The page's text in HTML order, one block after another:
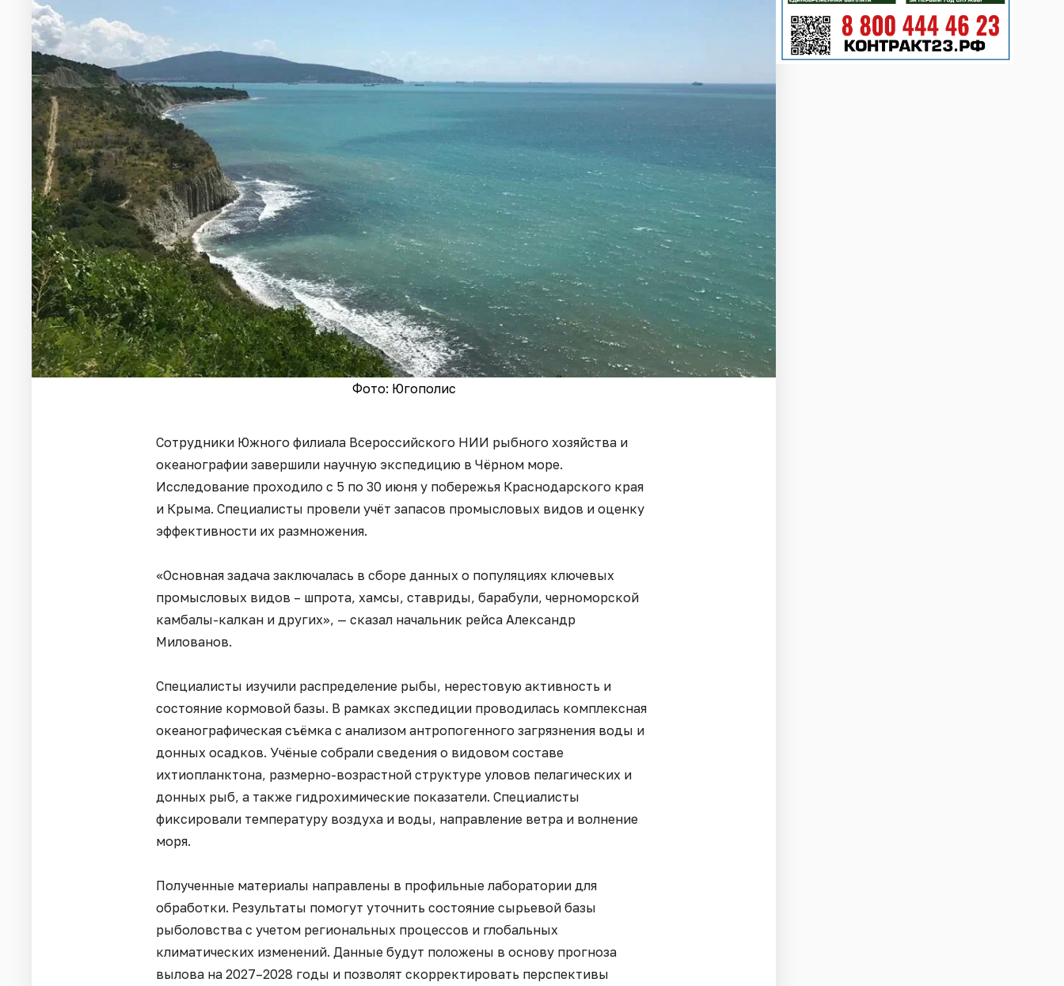
Фото: Югополис
Сотрудники Южного филиала Всероссийского НИИ рыбного хозяйства и
океанографии завершили научную экспедицию в Чёрном море.
Исследование проходило с 5 по 30 июня у побережья Краснодарского края
и Крыма. Специалисты провели учёт запасов промысловых видов и оценку
эффективности их размножения.
«Основная задача заключалась в сборе данных о популяциях ключевых
промысловых видов – шпрота, хамсы, ставриды, барабули, черноморской
камбалы-калкан и других», — сказал начальник рейса Александр
Милованов.
Специалисты изучили распределение рыбы, нерестовую активность и
состояние кормовой базы. В рамках экспедиции проводилась комплексная
океанографическая съёмка с анализом антропогенного загрязнения воды и
донных осадков. Учёные собрали сведения о видовом составе
ихтиопланктона, размерно-возрастной структуре уловов пелагических и
донных рыб, а также гидрохимические показатели. Специалисты
фиксировали температуру воздуха и воды, направление ветра и волнение
моря.
Полученные материалы направлены в профильные лаборатории для
обработки. Результаты помогут уточнить состояние сырьевой базы
рыболовства с учетом региональных процессов и глобальных
климатических изменений. Данные будут положены в основу прогноза
вылова на 2027–2028 годы и позволят скорректировать перспективы